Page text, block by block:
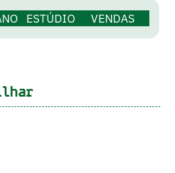
ESTÚDIO VENDAS